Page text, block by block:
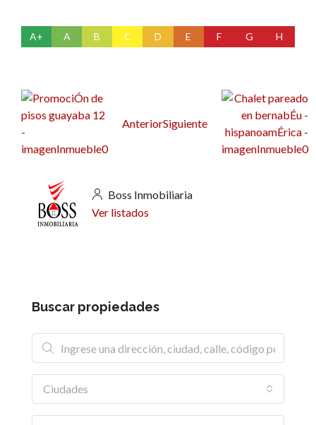
A+ A B C D E F G H
AnteriorSiguiente
Boss Inmobiliaria
Ver listados
Buscar propiedades
Ciudades